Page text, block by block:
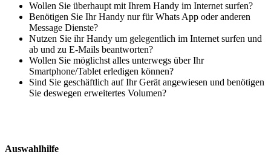
Wollen Sie überhaupt mit Ihrem Handy im Internet surfen?
Benötigen Sie Ihr Handy nur für Whats App oder anderen
Message Dienste?
Nutzen Sie ihr Handy um gelegentlich im Internet surfen und
ab und zu E-Mails beantworten?
Wollen Sie möglichst alles unterwegs über Ihr
Smartphone/Tablet erledigen können?
Sind Sie geschäftlich auf Ihr Gerät angewiesen und benötigen
Sie deswegen erweitertes Volumen?
Auswahlhilfe